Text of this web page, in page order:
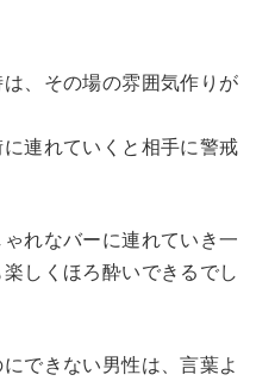
、その場の雰囲気作りが
連れていくと相手に警戒
れなバーに連れていき一
しくほろ酔いできるでし
できない男性は、言葉よ